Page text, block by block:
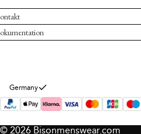
Bison
Geschäftsbedingungen
Informationen
Germany
© 2026 Bisonmenswear.com